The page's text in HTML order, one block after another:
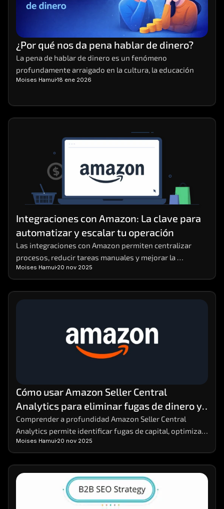
¿Por qué nos da pena hablar de dinero?
La pena de hablar de dinero es un fenómeno
profundamente arraigado en la cultura, la educación
Moises Hamui 18 ene 2026
Integraciones con Amazon: La clave para
automatizar y escalar tu operación
Las integraciones con Amazon permiten centralizar
procesos, reducir tareas manuales y mejorar la
eficiencia operativa en negocios digitales.
Moises Hamui 20 nov 2025
Cómo usar Amazon Seller Central
Analytics para eliminar fugas de dinero y
aumentar la rentabilidad
Comprender a profundidad Amazon Seller Central
Analytics permite identificar fugas de capital, optimizar
decisiones y reforzar estrategias comerciales. Dominar
estos datos facilita anticipar variaciones en la demanda
y mejorar márgenes sin aumentar costos. Para análisis
comparativos avanzados, herramientas como MHA
Intelligence complementan la información con una
visión más precisa del rendimiento.
Moises Hamui 20 nov 2025